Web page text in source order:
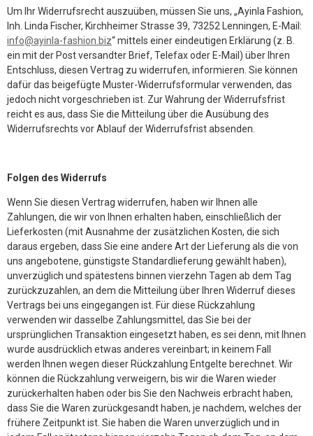
Um Ihr Widerrufsrecht auszuüben, müssen Sie uns, „Ayinla Fashion,
Inh. Linda Fischer, Kirchheimer Strasse 39, 73252 Lenningen, E-Mail:
info@ayinla-fashion.biz“ mittels einer eindeutigen Erklärung (z. B.
ein mit der Post versandter Brief, Telefax oder E-Mail) über Ihren
Entschluss, diesen Vertrag zu widerrufen, informieren. Sie können
dafür das beigefügte Muster-Widerrufsformular verwenden, das
jedoch nicht vorgeschrieben ist. Zur Wahrung der Widerrufsfrist
reicht es aus, dass Sie die Mitteilung über die Ausübung des
Widerrufsrechts vor Ablauf der Widerrufsfrist absenden.
Folgen des Widerrufs
Wenn Sie diesen Vertrag widerrufen, haben wir Ihnen alle
Zahlungen, die wir von Ihnen erhalten haben, einschließlich der
Lieferkosten (mit Ausnahme der zusätzlichen Kosten, die sich
daraus ergeben, dass Sie eine andere Art der Lieferung als die von
uns angebotene, günstigste Standardlieferung gewählt haben),
unverzüglich und spätestens binnen vierzehn Tagen ab dem Tag
zurückzuzahlen, an dem die Mitteilung über Ihren Widerruf dieses
Vertrags bei uns eingegangen ist. Für diese Rückzahlung
verwenden wir dasselbe Zahlungsmittel, das Sie bei der
ursprünglichen Transaktion eingesetzt haben, es sei denn, mit Ihnen
wurde ausdrücklich etwas anderes vereinbart; in keinem Fall
werden Ihnen wegen dieser Rückzahlung Entgelte berechnet. Wir
können die Rückzahlung verweigern, bis wir die Waren wieder
zurückerhalten haben oder bis Sie den Nachweis erbracht haben,
dass Sie die Waren zurückgesandt haben, je nachdem, welches der
frühere Zeitpunkt ist. Sie haben die Waren unverzüglich und in